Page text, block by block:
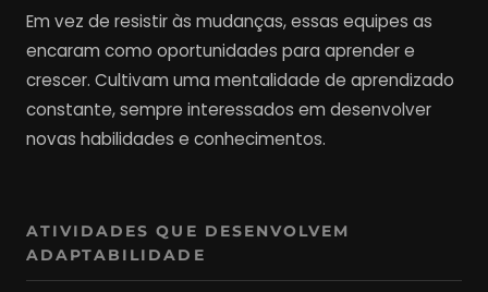
Em vez de resistir às mudanças, essas equipes as
encaram como oportunidades para aprender e
crescer. Cultivam uma mentalidade de aprendizado
constante, sempre interessados em desenvolver
novas habilidades e conhecimentos.
ATIVIDADES QUE DESENVOLVEM
ADAPTABILIDADE